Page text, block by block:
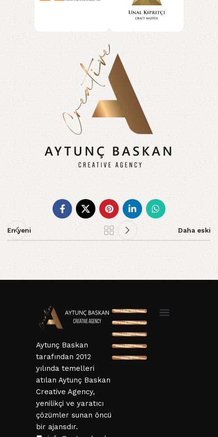
En yeni Daha eski
Aytunç Baskan
tarafından 2012
yılında temelleri
atılan Aytunç Baskan
Creative Agency,
yenilikçi ve yaratıcı
çözümler sunan öncü
bir ajansdır.